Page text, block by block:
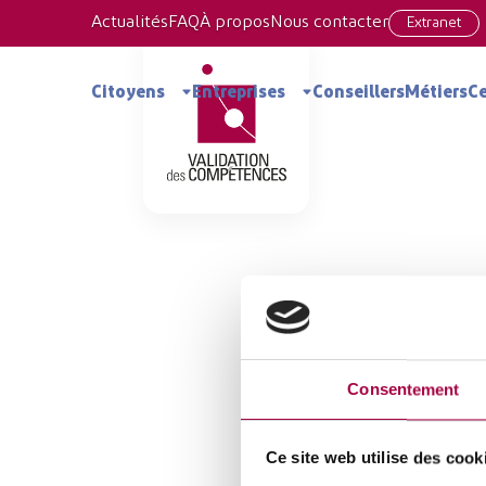
Consentement
Ce site web utilise des
Consortium de
Actualités FAQÀ propos Nous contacter Extranet
Citoyens Entreprises ConseillersMétiers